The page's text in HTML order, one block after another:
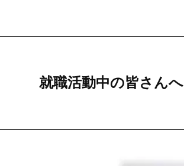
就職活動中の皆さんへ